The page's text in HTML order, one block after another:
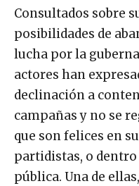
Consultados sobre
posibilidades de
lucha por la
actores han
declinación a
campañas y no se
que son felices en
partidistas, o
pública. Una de